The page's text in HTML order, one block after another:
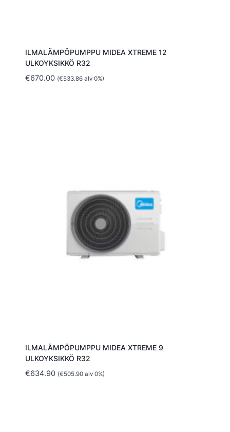
ILMALÄMPÖPUMPPU MIDEA XTREME 12
ULKOYKSIKKÖ R32
€670.00 (€533.86alv 0%)
ILMALÄMPÖPUMPPU MIDEA XTREME 9
ULKOYKSIKKÖ R32
€634.90 (€505.90alv 0%)